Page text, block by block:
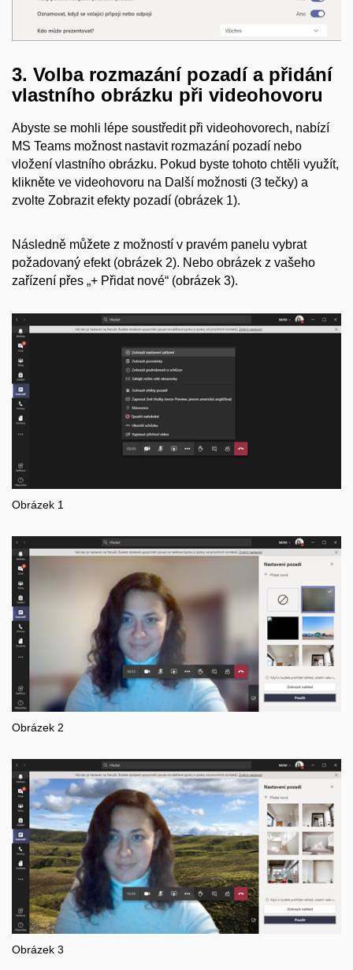
3. Volba rozmazání pozadí a přidání
vlastního obrázku při videohovoru
Abyste se mohli lépe soustředit při videohovorech, nabízí
MS Teams možnost nastavit rozmazání pozadí nebo
vložení vlastního obrázku. Pokud byste tohoto chtěli využít,
klikněte ve videohovoru na Další možnosti (3 tečky) a
zvolte Zobrazit efekty pozadí (obrázek 1).
Následně můžete z možností v pravém panelu vybrat
požadovaný efekt (obrázek 2). Nebo obrázek z vašeho
zařízení přes „+ Přidat nové“ (obrázek 3).
Obrázek 1
Obrázek 2
Obrázek 3